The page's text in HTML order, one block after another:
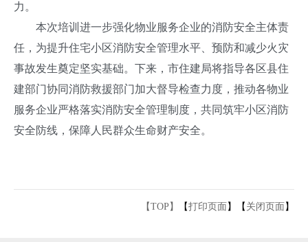
力。
本次培训进一步强化物业服务企业的消防安全主体责
任，为提升住宅小区消防安全管理水平、预防和减少火灾
事故发生奠定坚实基础。下来，市住建局将指导各区县住
建部门协同消防救援部门加大督导检查力度，推动各物业
服务企业严格落实消防安全管理制度，共同筑牢小区消防
安全防线，保障人民群众生命财产安全。
【TOP】 【打印页面 】【 关闭页面 】